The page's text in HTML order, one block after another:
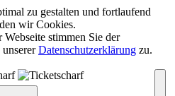
zu gestalten und fortlaufend
wir Cookies.
stimmen Sie der
Datenschutzerklärung zu.